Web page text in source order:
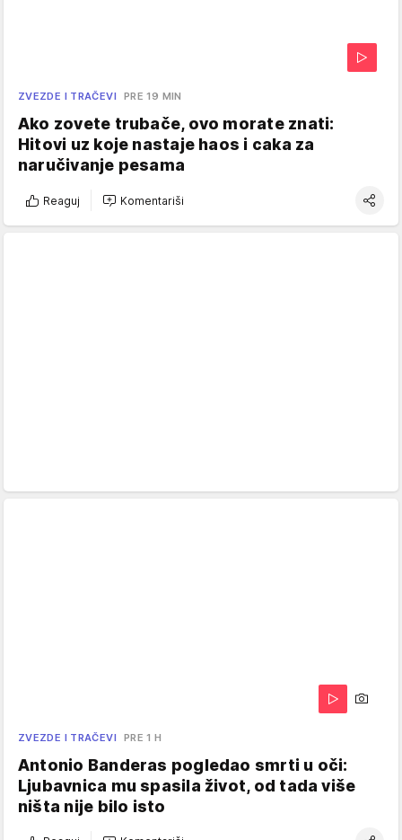
ZVEZDE I TRAČEVI PRE 19 MIN
Ako zovete trubače, ovo morate znati:
Hitovi uz koje nastaje haos i caka za
naručivanje pesama
Reaguj Komentariši
ZVEZDE I TRAČEVI PRE 1 H
Antonio Banderas pogledao smrti u oči:
Ljubavnica mu spasila život, od tada više
ništa nije bilo isto